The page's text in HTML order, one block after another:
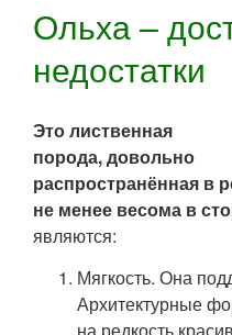
Ольха –
недостатки
Это лиственная
порода, довольно
распространённая в
не менее весома в
являются:
Мягкость. Она
Архитектурные